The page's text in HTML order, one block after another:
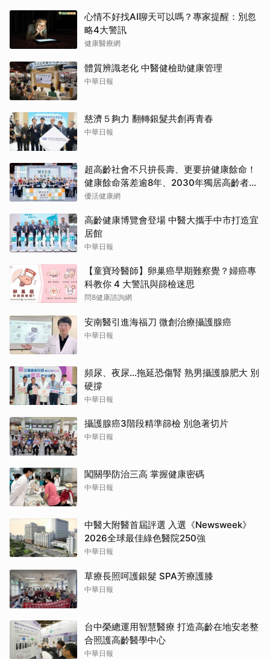
心情不好找AI聊天可以嗎？專家提醒：別忽
略4大警訊
健康醫療網
體質辨識老化 中醫健檢助健康管理
中華日報
慈濟５夠力 翻轉銀髮共創再青春
中華日報
超高齡社會不只拚長壽、更要拚健康餘命！
健康餘命落差逾8年、2030年獨居高齡者估
破百萬戶
優活健康網
高齡健康博覽會登場 中醫大攜手中市打造宜
居館
中華日報
【童寶玲醫師】卵巢癌早期難察覺？婦癌專
科教你 4 大警訊與篩檢迷思
問8健康諮詢網
安南醫引進海福刀 微創治療攝護腺癌
中華日報
頻尿、夜尿…拖延恐傷腎 熟男攝護腺肥大 別
硬撐
中華日報
攝護腺癌3階段精準篩檢 別急著切片
中華日報
闖關學防治三高 掌握健康密碼
中華日報
中醫大附醫首屆評選 入選《Newsweek》
2026全球最佳綠色醫院250強
中華日報
草療長照呵護銀髮 SPA芳療護膝
中華日報
台中榮總運用智慧醫療 打造高齡在地安老整
合照護高齡醫學中心
中華日報